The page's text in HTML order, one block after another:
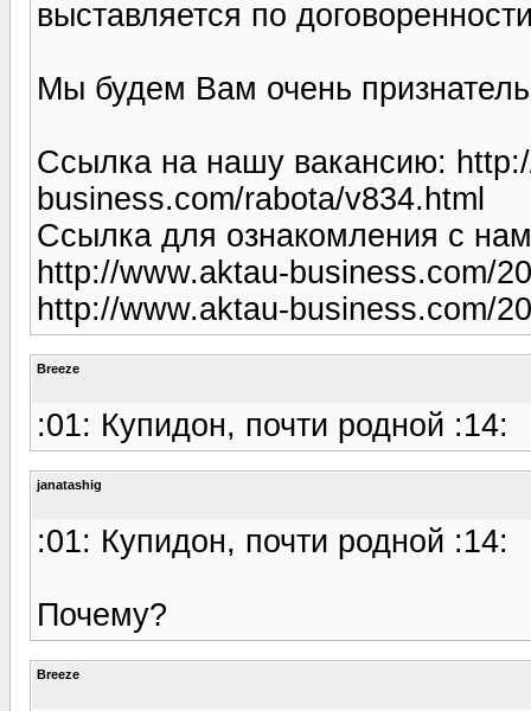
выставляется по
Мы будем Вам очень
Ссылка на нашу вакансию:
business.com/rabota/v834.html
Ссылка для ознакомления с
http://www.aktau-business.com/
http://www.aktau-business.com/
Breeze
:01: Купидон, почти родной :14:
janatashig
:01: Купидон, почти родной :14:
Почему?
Breeze